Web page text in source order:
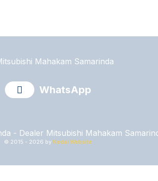
Mahakam Samarinda
WhatsApp
- Dealer Mitsubishi Mahakam
© 2015 - 2026 by Kedai Website